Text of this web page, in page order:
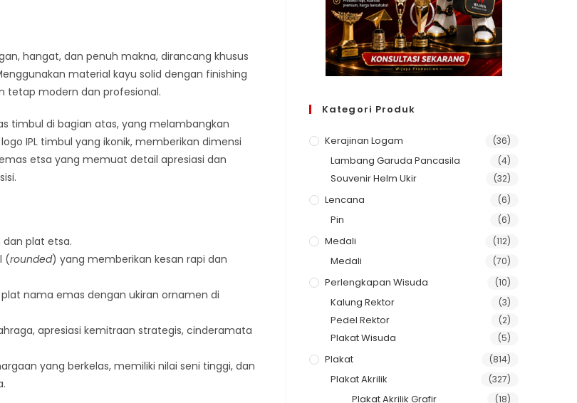
hangat, dan penuh makna, dirancang khusus
material kayu solid dengan finishing
tetap modern dan profesional.
timbul di bagian atas, yang melambangkan
IPL timbul yang ikonik, memberikan dimensi
etsa yang memuat detail apresiasi dan
dan plat etsa.
(rounded) yang memberikan kesan rapi dan
nama emas dengan ukiran ornamen di
apresiasi kemitraan strategis, cinderamata
yang berkelas, memiliki nilai seni tinggi, dan
Kategori Produk
Kerajinan Logam (36)
Lambang Garuda Pancasila (4)
Souvenir Helm Ukir (32)
Lencana (6)
Pin (6)
Medali (112)
Medali (70)
Perlengkapan Wisuda (10)
Kalung Rektor (3)
Pedel Rektor (2)
Plakat Wisuda (5)
Plakat (814)
Plakat Akrilik (327)
Plakat Akrilik Grafir (18)